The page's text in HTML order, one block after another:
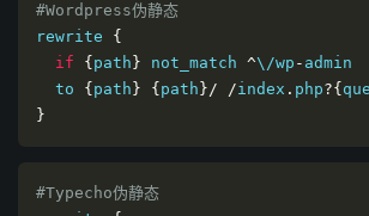
#Wordpress伪静态
rewrite {
if
{ path } not_match ^\/wp - admin
  to
{ path } { path }/ /index . php?{
}
#Typecho伪静态